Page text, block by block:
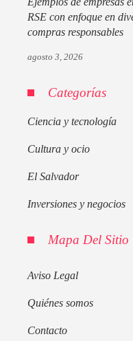
RSE con enfoque en
compras responsables
agosto 3, 2026
Categorías
Ciencia y tecnología
Cultura y ocio
El Salvador
Inversiones y negocios
Mapa Del Sitio
Aviso Legal
Quiénes somos
Contacto